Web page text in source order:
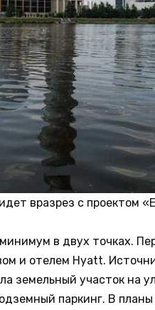
вразрез с проектом
в двух точках.
и отелем Hyatt.
земельный участок на
паркинг. В